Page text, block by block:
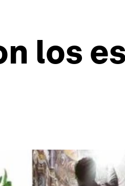
los